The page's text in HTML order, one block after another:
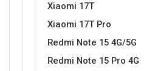
Xiaomi 17T
Xiaomi 17T Pro
Redmi Note 15 4G/5G
Redmi Note 15 Pro 4G
Croatos
Punjači za mobitel
Sony
Ostali držači
AUX kablovi